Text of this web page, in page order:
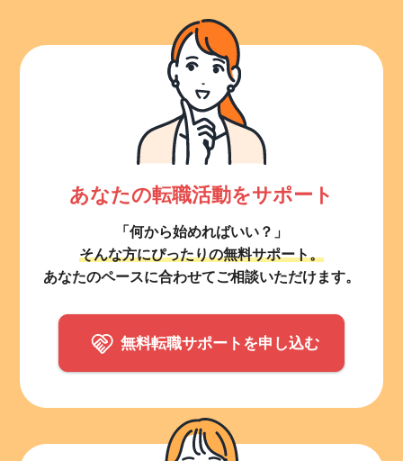
あなたの転職活動をサポート
「何から始めればいい？」
そんな方にぴったりの無料サポート。
あなたのペースに合わせてご相談いただけます。
無料転職サポートを申し込む